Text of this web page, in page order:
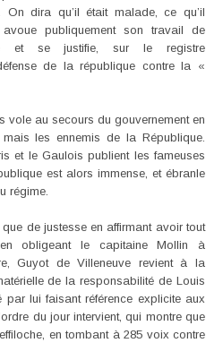
On dira qu’il était malade, ce qu’il
publiquement son travail de
et se justifie, sur le registre
de la république contre la «
vole au secours du gouvernement en
les ennemis de la République.
et le Gaulois publient les fameuses
est alors immense, et ébranle
régime.
de justesse en affirmant avoir tout
obligeant le capitaine Mollin à
Guyot de Villeneuve revient à la
de la responsabilité de Louis
lui faisant référence explicite aux
du jour intervient, qui montre que
en tombant à 285 voix contre